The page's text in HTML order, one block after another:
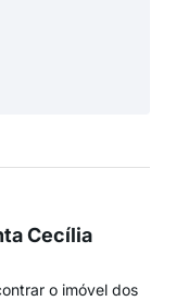
Cecília
o imóvel dos